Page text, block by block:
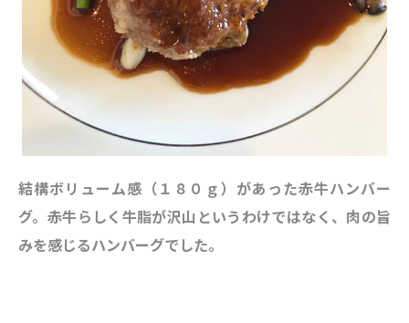
結構ボリューム感（１８０ｇ）があった赤牛ハンバー
グ。赤牛らしく牛脂が沢山というわけではなく、肉の旨
みを感じるハンバーグでした。